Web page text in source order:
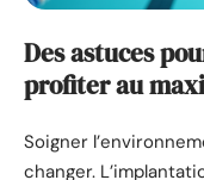
Des astuces
profiter au
Soigner
changer.